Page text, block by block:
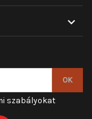

szabályokat